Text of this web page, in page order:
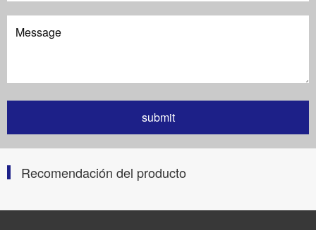
Recomendación del producto